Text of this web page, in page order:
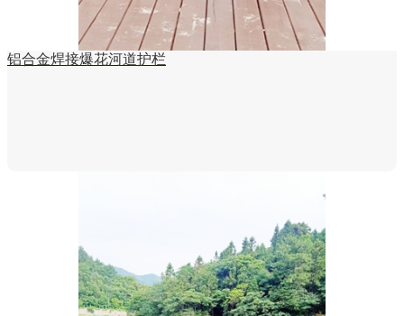
铝合金焊接爆花河道护栏